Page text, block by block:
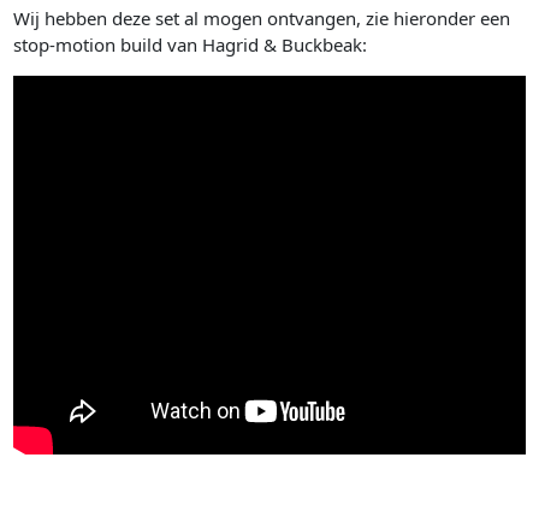
Wij hebben deze set al mogen ontvangen, zie hieronder een
stop-motion build van Hagrid & Buckbeak: